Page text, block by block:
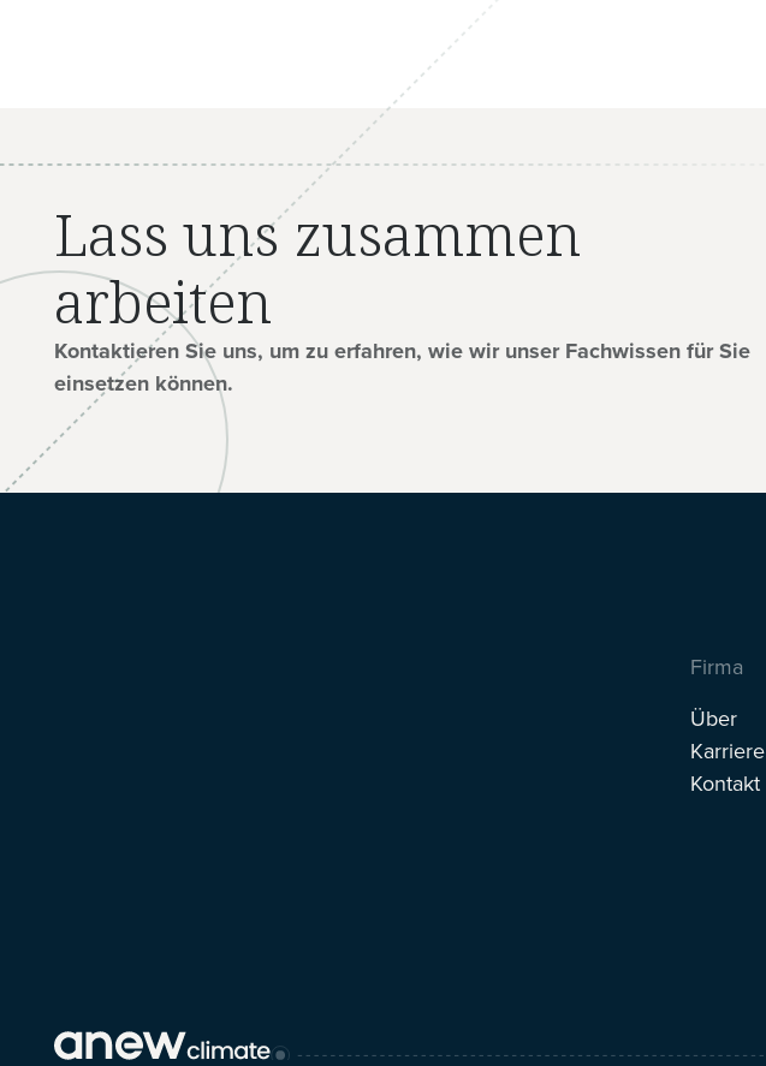
Lass uns zusammen
arbeiten
Kontaktieren Sie uns, um zu erfahren, wie wir unser Fachwissen für Sie
einsetzen können.
Firma
Über
Karriere
Kontakt